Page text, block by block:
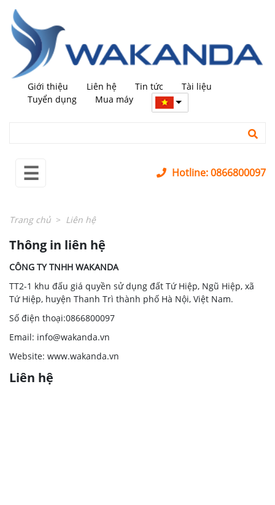
Giới thiệu Liên hệ Tin tức
Tài liệu
Tuyển dụng
Mua máy
Hotline: 0866800097
trở
MÁY
MỚI
+
MÁY
+
KIỆN
CHỮA
LĨNH
+
☰
Trang chủ Liên hệ
Thông in liên hệ
CÔNG TY TNHH WAKANDA
TT2-1 khu đấu giá quyền sử dụng đất Tứ Hiệp, Ngũ Hiệp, xã
Tứ Hiệp, huyện Thanh Trì thành phố Hà Nội, Việt Nam.
Số điện thoại:0866800097
Email: info@wakanda.vn
Website: www.wakanda.vn
Liên hệ